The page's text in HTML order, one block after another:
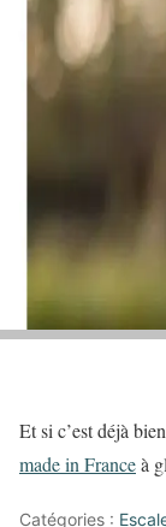
Et si c’est déjà
made in Franceà
Catégories :